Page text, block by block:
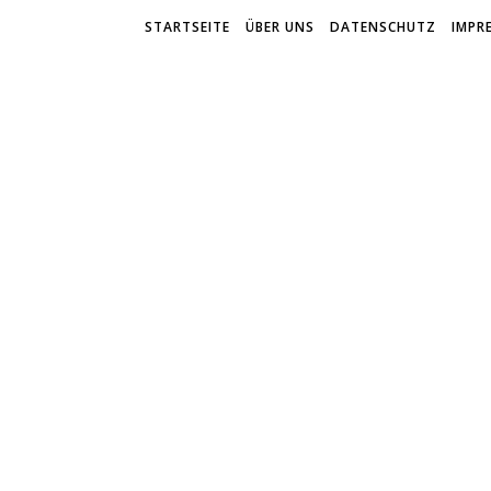
STARTSEITE ÜBER UNS DATENSCHUTZ